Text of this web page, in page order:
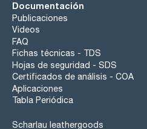
Documentación
Publicaciones
Videos
FAQ
Fichas técnicas - TDS
Hojas de seguridad - SDS
Certificados de análisis - COA
Aplicaciones
Tabla Periódica
Scharlau leathergoods